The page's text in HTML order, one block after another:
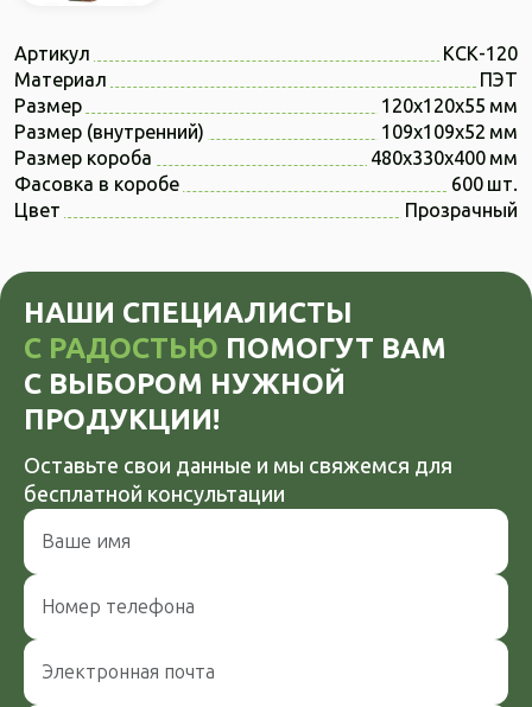
Артикул
КСК-120
Материал
ПЭТ
Размер
120х120х55
Размер (внутренний)
109х109х52
Размер короба
480x330x400
Фасовка в коробе
600
Цвет
Прозрачный
НАШИ СПЕЦИАЛИСТЫ
С РАДОСТЬЮ ПОМОГУТ ВАМ
С ВЫБОРОМ НУЖНОЙ
ПРОДУКЦИИ!
Оставьте свои данные и мы свяжемся для
бесплатной консультации